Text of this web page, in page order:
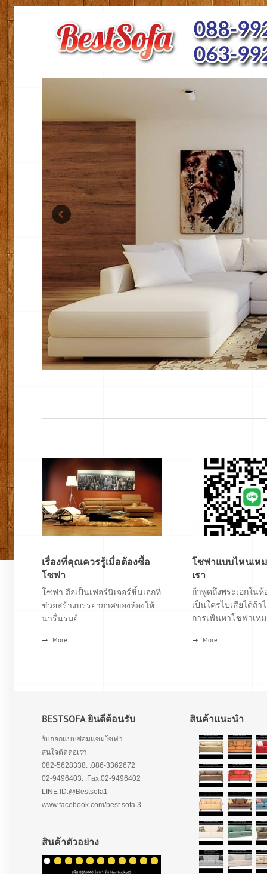
เรื่องที่คุณควรรู้เมื่อต้องซื้อ
โซฟา
โซฟา ถือเป็นเฟอร์นิเจอร์ชิ้นเอกที่
ช่วยสร้างบรรยากาศของห้องให้
น่ารื่นรมย์ ...
More
โซฟาแบบไหนเห
เรา
ถ้าพูดถึงพระเอกในห้
เป็นใครไปเสียได้ถ้า
การเฟ้นหาโซฟาเหม
More
BESTSOFA ยินดีต้อนรับ
รับออกแบบซ่อมแซมโซฟา
สนใจติดต่อเรา
082-5628338: :086-3362672
02-9496403: :Fax:02-9496402
LINE ID:@Bestsofa1
www.facebook.com/best.sofa.3
สินค้าตัวอย่าง
สินค้าแนะนำ